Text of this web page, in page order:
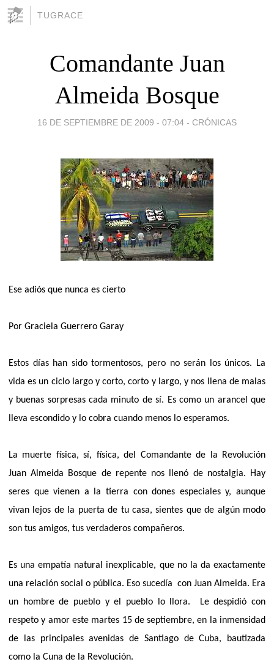
TUGRACE
Comandante Juan
Almeida Bosque
16 DE SEPTIEMBRE DE 2009 - 07:04 - CRÓNICAS
Ese adiós que nunca es cierto
Por Graciela Guerrero Garay
Estos días han sido tormentosos, pero no serán los únicos. La
vida es un ciclo largo y corto, corto y largo, y nos llena de malas
y buenas sorpresas cada minuto de sí. Es como un arancel que
lleva escondido y lo cobra cuando menos lo esperamos.
La muerte física, sí, física, del Comandante de la Revolución
Juan Almeida Bosque de repente nos llenó de nostalgia. Hay
seres que vienen a la tierra con dones especiales y, aunque
vivan lejos de la puerta de tu casa, sientes que de algún modo
son tus amigos, tus verdaderos compañeros.
Es una empatía natural inexplicable, que no la da exactamente
una relación social o pública. Eso sucedía con Juan Almeida. Era
un hombre de pueblo y el pueblo lo llora.
Le despidió con
respeto y amor este martes 15 de septiembre, en la inmensidad
de las principales avenidas de Santiago de Cuba, bautizada
como la Cuna de la Revolución.